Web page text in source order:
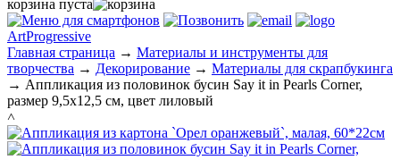
корзина пуста
ArtProgressive
Главная страница → Материалы и инструменты для
творчества → Декорирование → Материалы для скрапбукинга
→ Аппликация из половинок бусин Say it in Pearls Corner,
размер 9,5x12,5 см, цвет лиловый
˄